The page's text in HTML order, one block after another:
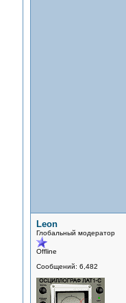
Leon
Глобальный модератор
Offline
Сообщений: 6,482